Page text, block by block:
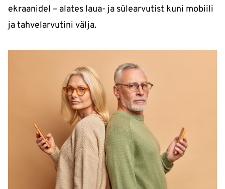
ekraanidel – alates laua- ja sülearvutist kuni mobiili
ja tahvelarvutini välja.